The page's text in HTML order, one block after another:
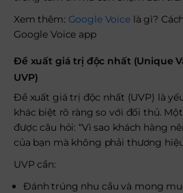
Xem thêm: Google Voicelà gì?
Google Voice app
Đề xuất giá trị độc nhất (Unique
UVP)
Đề xuất giá trị độc nhất (UVP) là
khác biệt rõ ràng so với đối thủ.
được câu hỏi: “Vì sao khách hàng
của bạn mà không phải thương
UVP cần:
Đánh trúng nhu cầu và mong